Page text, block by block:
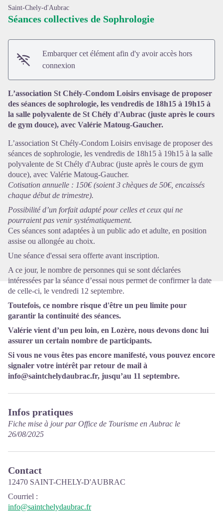
Voir l'image en plein écran
Saint-Chely-d'Aubrac
Séances collectives de Sophrologie
Embarquer cet élément afin d'y avoir accès hors
connexion
L’association St Chély-Condom Loisirs envisage de proposer
des séances de sophrologie, les vendredis de 18h15 à 19h15 à
la salle polyvalente de St Chély d'Aubrac (juste après le cours
de gym douce), avec Valérie Matoug-Gaucher.
L’association St Chély-Condom Loisirs envisage de proposer des
séances de sophrologie, les vendredis de 18h15 à 19h15 à la salle
polyvalente de St Chély d'Aubrac (juste après le cours de gym
douce), avec Valérie Matoug-Gaucher.
Cotisation annuelle : 150€ (soient 3 chèques de 50€, encaissés
chaque début de trimestre).
Possibilité d’un forfait adapté pour celles et ceux qui ne
pourraient pas venir systématiquement.
Ces séances sont adaptées à un public ado et adulte, en position
assise ou allongée au choix.
Une séance d'essai sera offerte avant inscription.
A ce jour, le nombre de personnes qui se sont déclarées
intéressées par la séance d’essai nous permet de confirmer la date
de celle-ci, le vendredi 12 septembre.
Toutefois, ce nombre risque d'être un peu limite pour
garantir la continuité des séances.
Valérie vient d’un peu loin, en Lozère, nous devons donc lui
assurer un certain nombre de participants.
Si vous ne vous êtes pas encore manifesté, vous pouvez encore
signaler votre intérêt par retour de mail à
info@saintchelydaubrac.fr, jusqu’au 11 septembre.
Infos pratiques
Fiche mise à jour par Office de Tourisme en Aubrac le
26/08/2025
Contact
12470 SAINT-CHELY-D'AUBRAC
Courriel :
info@saintchelydaubrac.fr